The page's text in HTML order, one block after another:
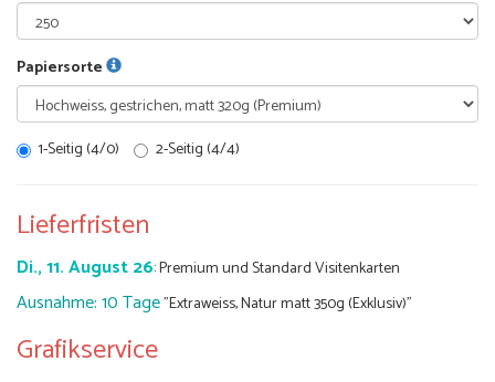
Papiersorte
1-Seitig (4/0) 2-Seitig (4/4)
Lieferfristen
Di., 11. August 26: Premium und Standard Visitenkarten
Ausnahme: 10 Tage"Extraweiss, Natur matt 350g (Exklusiv)"
Grafikservice